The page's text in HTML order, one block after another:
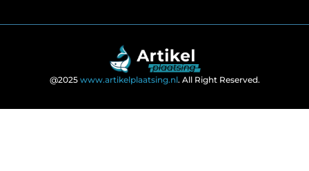
@2025 www.artikelplaatsing.nl. All Right Reserved.